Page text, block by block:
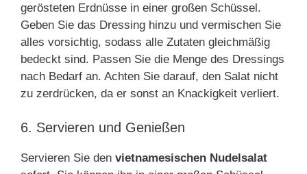
gerösteten Erdnüsse in einer großen Schüssel.
Geben Sie das Dressing hinzu und vermischen Sie
alles vorsichtig, sodass alle Zutaten gleichmäßig
bedeckt sind. Passen Sie die Menge des Dressings
nach Bedarf an. Achten Sie darauf, den Salat nicht
zu zerdrücken, da er sonst an Knackigkeit verliert.
6. Servieren und Genießen
Servieren Sie den vietnamesischen Nudelsalat